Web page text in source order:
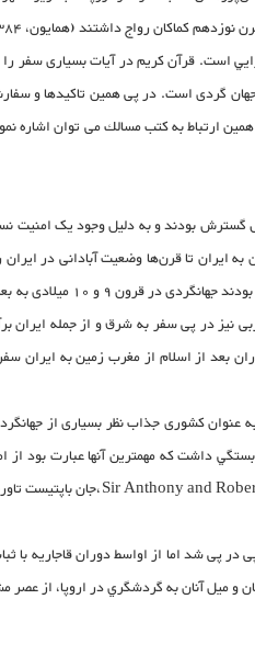
كماكان رواج داشتند (همايون، 1384، 63(
و جهان گردی است. در پی همین تاکیدها
به كتب مسالك می توان اشاره
حال گسترش بودند و به دلیل وجود یک
ایران تا قرن‌ها وضعیت آبادانی در
رونق و امکانات سفر
نیز در پی سفر به شرق و از جمله
از اسلام از مغرب زمين به ايران
در دوره شاه عباس اول به عنوان کشوری جذاب
در پی شد اما از اواسط دوران قاجاریه
و میل آنان به گردشگري در اروپا، از عصر